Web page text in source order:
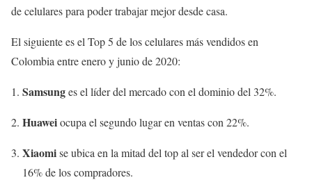
de celulares para poder trabajar mejor desde casa.
El siguiente es el Top 5 de los celulares más vendidos en
Colombia entre enero y junio de 2020:
Samsunges el líder del mercado con el dominio del 32%.
Huaweiocupa el segundo lugar en ventas con 22%.
Xiaomise ubica en la mitad del top al ser el vendedor con el
16% de los compradores.